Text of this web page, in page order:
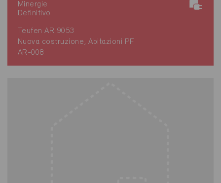
Minergie
Definitivo
Teufen AR 9053
Nuova costruzione, Abitazioni PF
AR-008